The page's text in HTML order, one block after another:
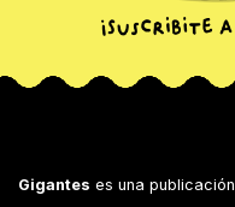
Gigantes es una publicación